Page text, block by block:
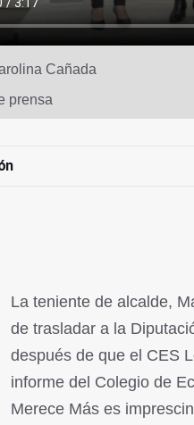
Cañada
prensa
La teniente de alcalde,
de trasladar a la
después de que el CES
informe del Colegio de
Merece Más es